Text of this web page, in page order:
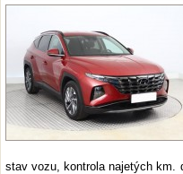
stav vozu, kontrola najetých km.